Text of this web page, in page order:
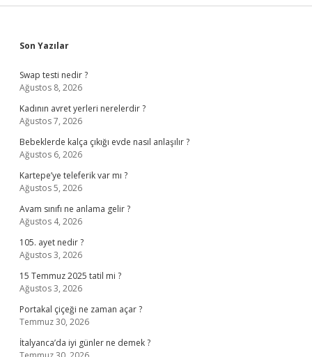
Sidebar
Son Yazılar
Swap testi nedir ?
Ağustos 8, 2026
Kadının avret yerleri nerelerdir ?
Ağustos 7, 2026
Bebeklerde kalça çıkığı evde nasıl anlaşılır ?
Ağustos 6, 2026
Kartepe’ye teleferik var mı ?
Ağustos 5, 2026
Avam sınıfı ne anlama gelir ?
Ağustos 4, 2026
105. ayet nedir ?
Ağustos 3, 2026
15 Temmuz 2025 tatil mi ?
Ağustos 3, 2026
Portakal çiçeği ne zaman açar ?
Temmuz 30, 2026
İtalyanca’da iyi günler ne demek ?